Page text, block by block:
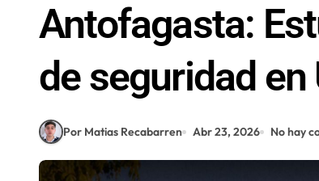
Antofagasta:
de seguridad en
Por Matias Recabarren Abr 23, 2026 No hay